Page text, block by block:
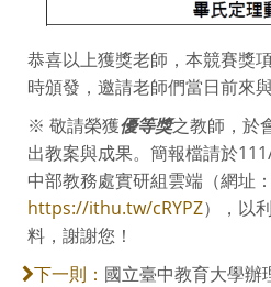
恭喜以上獲獎老師，本競賽獎
時頒發，邀請老師們當日前來與
※ 敬請榮獲優等獎之教師，於
出教案與成果。簡報檔請於
中部教務處實研組雲端（網址：
https://ithu.tw/cRYPZ），以
料，謝謝您！
下一則： 國立臺中教育大學辦